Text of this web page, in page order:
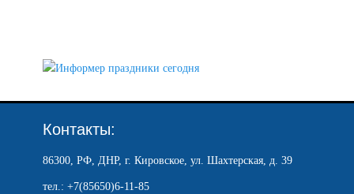
Контакты:
86300, РФ, ДНР, г. Кировское, ул. Шахтерская, д. 39
тел.: +7(85650)6-11-85